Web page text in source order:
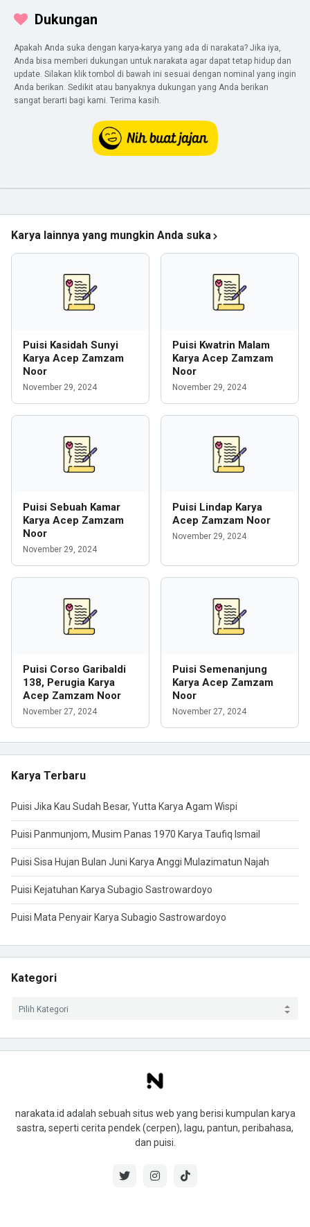
Dukungan
Apakah Anda suka dengan karya-karya yang ada di narakata? Jika iya,
Anda bisa memberi dukungan untuk narakata agar dapat tetap hidup dan
update. Silakan klik tombol di bawah ini sesuai dengan nominal yang ingin
Anda berikan. Sedikit atau banyaknya dukungan yang Anda berikan
sangat berarti bagi kami. Terima kasih.
Karya lainnya yang mungkin Anda suka
Puisi Kasidah Sunyi
Karya Acep Zamzam
Noor
November 29, 2024
Puisi Kwatrin Malam
Karya Acep Zamzam
Noor
November 29, 2024
Puisi Sebuah Kamar
Karya Acep Zamzam
Noor
November 29, 2024
Puisi Lindap Karya
Acep Zamzam Noor
November 29, 2024
Puisi Corso Garibaldi
138, Perugia Karya
Acep Zamzam Noor
November 27, 2024
Puisi Semenanjung
Karya Acep Zamzam
Noor
November 27, 2024
Karya Terbaru
Puisi Jika Kau Sudah Besar, Yutta Karya Agam Wispi
Puisi Panmunjom, Musim Panas 1970 Karya Taufiq Ismail
Puisi Sisa Hujan Bulan Juni Karya Anggi Mulazimatun Najah
Puisi Kejatuhan Karya Subagio Sastrowardoyo
Puisi Mata Penyair Karya Subagio Sastrowardoyo
Kategori
narakata.id adalah sebuah situs web yang berisi kumpulan karya
sastra, seperti cerita pendek (cerpen), lagu, pantun, peribahasa,
dan puisi.